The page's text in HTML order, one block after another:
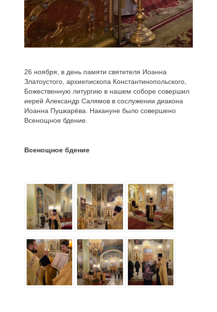
26 ноября, в день памяти святителя Иоанна
Златоустого, архиепископа Константинопольского,
Божественную литургию в нашем соборе совершил
иерей Александр Салямов в сослужении диакона
Иоанна Пушкарёва. Накануне было совершено
Всенощное бдение.
Всенощное бдение